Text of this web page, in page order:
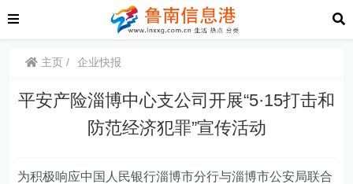
主页 企业快报
平安产险淄博中心支公司开展“5·15打击和
防范经济犯罪”宣传活动
为积极响应中国人民银行淄博市分行与淄博市公安局联合